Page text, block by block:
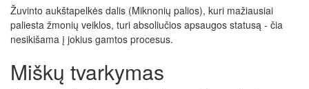
Žuvinto aukštapelkės dalis (Miknonių palios), kuri mažiausiai
paliesta žmonių veiklos, turi absoliučios apsaugos statusą - čia
nesikišama į jokius gamtos procesus.
Miškų tvarkymas